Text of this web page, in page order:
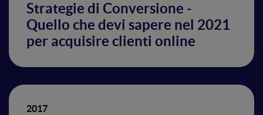
Strategie di Conversione -
Quello che devi sapere nel 2021
per acquisire clienti online
2017